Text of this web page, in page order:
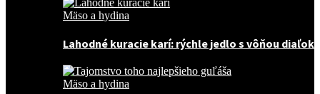
Mäso a hydina
Lahodné kuracie karí: rýchle jedlo s vôňou diaľok
Mäso a hydina